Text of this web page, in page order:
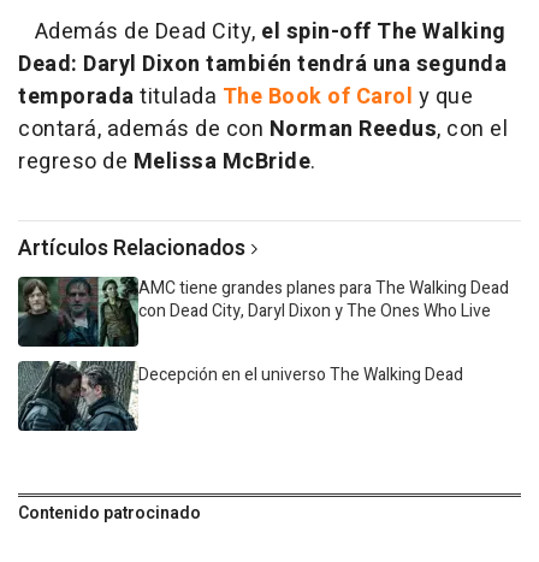
Además de Dead City, el spin-off The Walking
Dead: Daryl Dixon también tendrá una segunda
temporadatitulada The Book of Carol y que
contará, además de con Norman Reedus, con el
regreso de Melissa McBride.
Artículos Relacionados
AMC tiene grandes planes para The Walking Dead
con Dead City, Daryl Dixon y The Ones Who Live
Decepción en el universo The Walking Dead
Contenido patrocinado